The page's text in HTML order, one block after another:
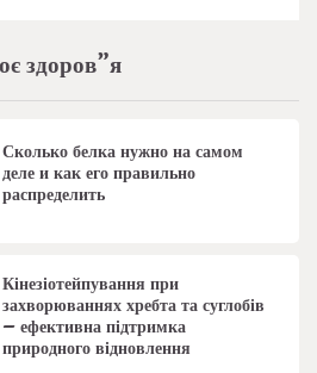
здоров”я
Сколько белка нужно на самом
деле и как его правильно
распределить
Кінезіотейпування при
захворюваннях хребта та суглобів
– ефективна підтримка
природного відновлення